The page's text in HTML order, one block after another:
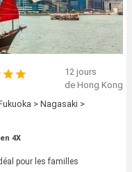
12 jours
de Hong Kong
> Nagasaki >
4X
pour les familles